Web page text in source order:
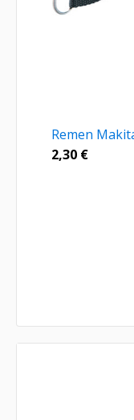
Remen
2,30 €